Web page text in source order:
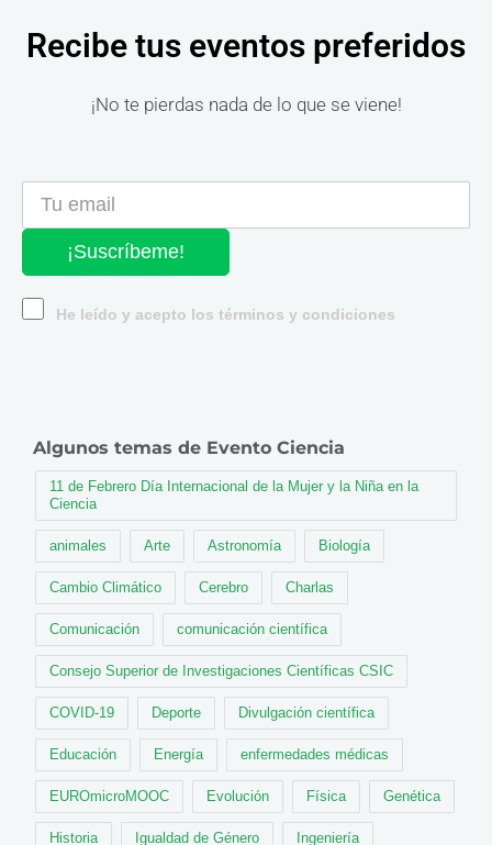
Recibe tus eventos preferidos
¡No te pierdas nada de lo que se viene!
¡Suscríbeme!
He leído y acepto los términos y condiciones
Algunos temas de Evento Ciencia
11 de Febrero Día Internacional de la Mujer y la Niña en la
Ciencia
animales Arte Astronomía Biología
Cambio Climático Cerebro Charlas
Comunicación comunicación científica
Consejo Superior de Investigaciones Científicas CSIC
COVID-19 Deporte Divulgación científica
Educación Energía enfermedades médicas
EUROmicroMOOC Evolución Física Genética
Historia Igualdad de Género Ingeniería